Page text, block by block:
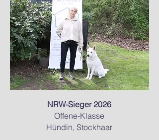
NRW-Sieger 2026
Offene-Klasse
Hündin, Stockhaar